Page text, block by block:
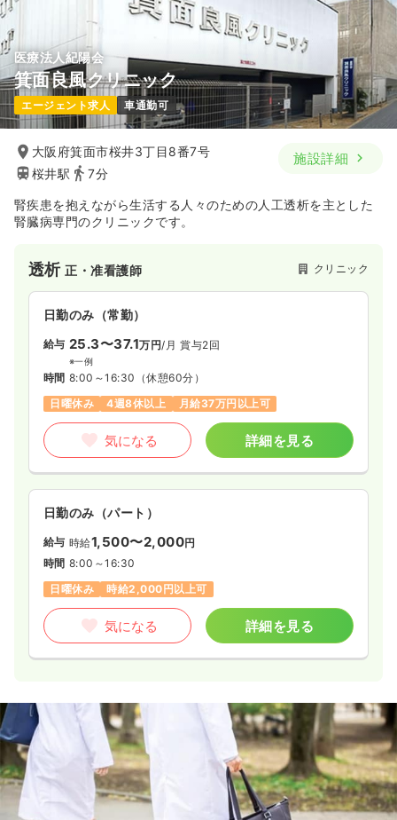
医療法人紀陽会
箕面良風クリニック
エージェント求人 車通勤可
大阪府箕面市桜井3丁目8番7号
桜井駅
7分
施設詳細
腎疾患を抱えながら生活する人々のための人工透析を主とした
腎臓病専門のクリニックです。
透析正・准看護師 クリニック
日勤のみ（常勤）
給与 25.3〜37.1万円/月 賞与2回
※一例
時間 8:00～16:30 （休憩60分）
日曜休み
4週8休以上 月給37万円以上可
気になる 詳細を見る
日勤のみ（パート）
給与 時給1,500〜2,000円
時間 8:00～16:30
日曜休み
時給2,000円以上可
気になる 詳細を見る